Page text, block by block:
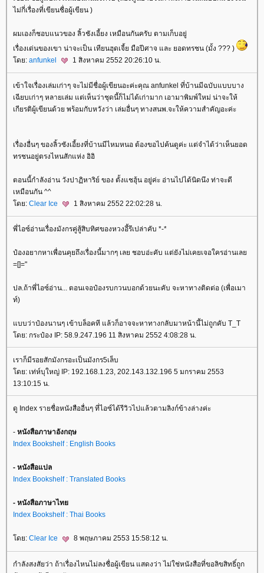
ไม่กี่เรื่องที่เขียนชื่อผู้เขียน )
ผมเองก็ชอบแนวของ ลิ้วชังเอี้ยง เหมือนกันครับ ตามเก็บอยู่
เรื่องเด่นของเขา น่าจะเป็น เทียนฮุดเจี้ย มือปีศาจ และ ยอดทรชน (มั้ง ??? )
ดย: anfunkel 1 สิงหาคม 2552 20:26:10 น.
เข้าใจเรื่องเล่มเก่าๆ จะไม่มีชื่อผู้เขียนอะค่ะคุณ anfunkel ที่บ้านมีฉบับแบบบาง
เฉียบเก่าๆ หลายเล่ม แต่เห็นว่าชุดนี้ก็ไม่ได้เก่ามาก เอามาพิมพ์ใหม่ น่าจะให้
เกียรติผู้เขียนด้วย พร้อมกับหวังว่า เล่มอื่นๆ ทางสนพ.จะให้ความสำคัญอะค่ะ
เรื่องอื่นๆ ของลิ้วซังเอี้ยงที่บ้านมีไหมหนอ ต้องขอไปค้นดูค่ะ แต่จำได้ว่าเห็นยอด
ทรชนอยู่ตรงไหนสักแห่ง อิอิ
ตอนนี้กำลังอ่าน วังปาฏิหาริย์ ของ ตั้งแชฮุ้น อยู่ค่ะ อ่านไปได้นิดนึง ท่าจะดี
เหมือนกัน ^^
ดย: Clear Ice 1 สิงหาคม 2552 22:02:28 น.
พี่ไอซ์อ่านเรื่องมังกรคู่สู้สิบทิศของหวงอี้รึเปล่าคับ *-*
ป๋องอยากหาเพื่อนคุยถึงเรื่องนี้มากๆ เลย ชอบอ่ะคับ แต่ยังไม่เคยเจอใครอ่านเล
=[]="
ปล.ถ้าพี่ไอซ์อ่าน... ตอนเจอป๋องรบกวนบอกด้วยนะคับ จะหาทางติดต่อ (เพื่อเมา
ท์)
บบว่าป๋องนานๆ เข้าบล็อคที แล้วก็อาจจะหาทางกลับมาหน้านี้ไม่ถูกคับ T_T
ดย: กระป๋อง IP: 58.9.247.196 11 สิงหาคม 2552 4:08:28 น.
เราก็มีรอยสักมังกรอะเป็นมังกร5เล็บ
ดย: เท่ห์บุใหญ่ IP: 192.168.1.23, 202.143.132.196 5 มกราคม 2553
13:10:15 น.
ดู Index รายชื่อหนังสืออื่นๆ ที่ไอซ์ได้รีวิวไปแล้วตามลิงก์ข้างล่างค่ะ
- หนังสือภาษาอังกฤษ
Index Bookshelf : English Books
- หนังสือแปล
Index Bookshelf : Translated Books
- หนังสือภาษาไท
Index Bookshelf : Thai Books
ดย: Clear Ice 8 พฤษภาคม 2553 15:58:12 น.
กำลังสงสัยว่า ถ้าเรื่องไหนไม่ลงชื่อผู้เขียน แสดงว่า ไม่ใช่หนังสือที่ขอลิขสิทธิ์ถูก